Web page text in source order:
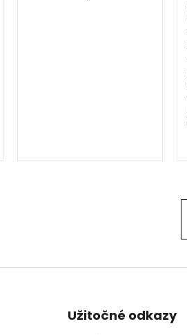
Užitočné odkazy